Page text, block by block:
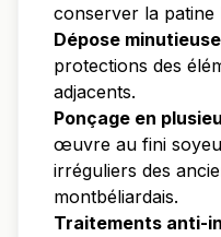
conserver la patine
Dépose minutieuse
protections des
adjacents.
Ponçage en
œuvre au fini
irréguliers des
montbéliardais.
Traitements anti-